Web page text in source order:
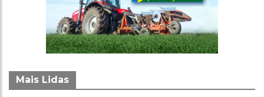
Mais Lidas